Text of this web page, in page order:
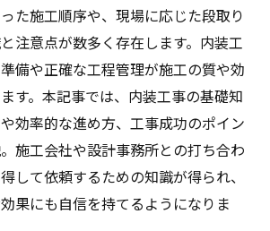
た施工順序や、現場に応じた段取り
注意点が数多く存在します。内装工
備や正確な工程管理が施工の質や効
す。本記事では、内装工事の基礎知
効率的な進め方、工事成功のポイン
施工会社や設計事務所との打ち合わ
して依頼するための知識が得られ、
果にも自信を持てるようになりま